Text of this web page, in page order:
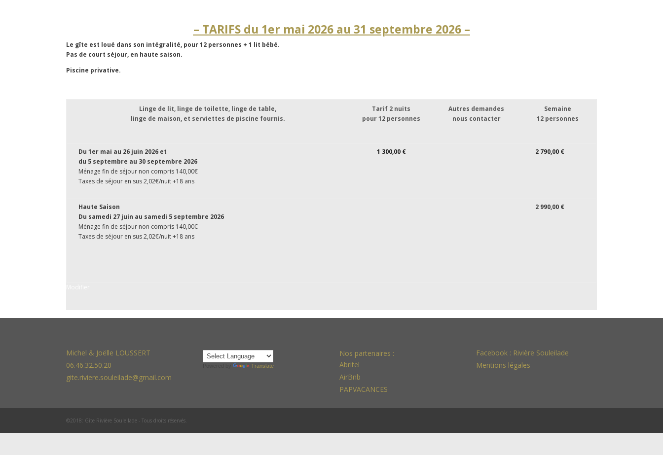
– TARIFS du 1er mai 2026 au 31 septembre 2026 –
Le gîte est loué dans son intégralité, pour 12 personnes + 1 lit bébé.
Pas de court séjour, en haute saison.
Piscine privative.
Linge de lit, linge de toilette, linge de table,
linge de maison, et serviettes de piscine fournis.
Tarif 2 nuits
pour 12 personnes
Autres demandes
nous contacter
Semaine
12 personnes
Du 1er mai au 26 juin 2026 et
du 5 septembre au 30 septembre 2026
Ménage fin de séjour non compris 140,00€
Taxes de séjour en sus 2,02€/nuit +18 ans
1 300,00 € 2 790,00 €
Haute Saison
Du samedi 27 juin au samedi 5 septembre 2026
Ménage fin de séjour non compris 140,00€
Taxes de séjour en sus 2,02€/nuit +18 ans
2 990,00 €
Michel & Joëlle LOUSSERT
06.46.32.50.20
gite.riviere.souleilade@gmail.com
Powered by Translate
Nos partenaires :
Abritel
AirBnb
PAPVACANCES
Facebook : Rivière Souleilade
Mentions légales
©2018: Gîte Rivière Souleilade - Tous droits réservés.